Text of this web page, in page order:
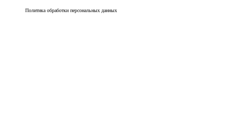
Политика обработки персональных данных